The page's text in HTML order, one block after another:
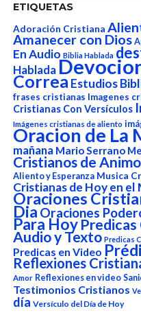
ETIQUETAS
Adoración Cristiana
Amanecer con Dios
En Audio Biblia Hablada
Hablada
Correa Estudios
frases cristianas Imagenes
Cristianas Con Versículos
Imágenes cristianas de aliento
Oracion de La
mañana Mario Serrano
Cristianos de Animo
Aliento y Esperanza Musica
Cristianas de Hoy en el
Oraciones
Dia Oraciones
Para Hoy Predicas
Audio y Texto Predicas
Predicas en Video
Reflexiones
Amor Reflexiones en video
Testimonios Cristianos
día Versículo del Día de Hoy